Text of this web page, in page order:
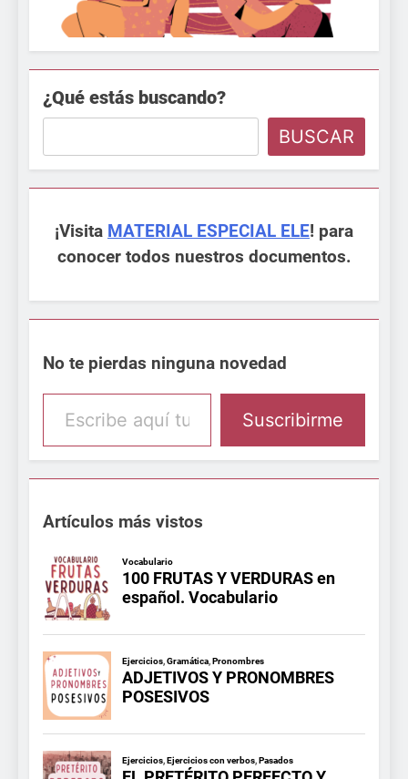
¿Qué estás buscando?
BUSCAR
¡Visita MATERIAL ESPECIAL ELE! para
conocer todos nuestros documentos.
No te pierdas ninguna novedad
Escribe aquí tu email
Suscribirme
Artículos más vistos